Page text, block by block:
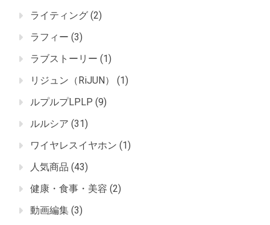
ライティング (2)
ラフィー (3)
ラブストーリー (1)
リジュン（RiJUN）
(1)
ルプルプLPLP (9)
ルルシア (31)
ワイヤレスイヤホン (1)
人気商品 (43)
健康・食事・美容 (2)
動画編集 (3)